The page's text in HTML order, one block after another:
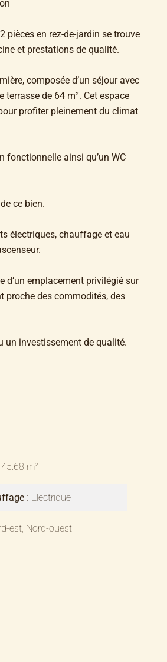
pièces en rez-de-jardin se trouve
et prestations de qualité.
composée d’un séjour avec
terrasse de 64 m². Cet espace
profiter pleinement du climat
fonctionnelle ainsi qu’un WC
ce bien.
électriques, chauffage et eau
d’un emplacement privilégié sur
proche des commodités, des
un investissement de qualité.
45.68 m²
Electrique
est, Nord-ouest